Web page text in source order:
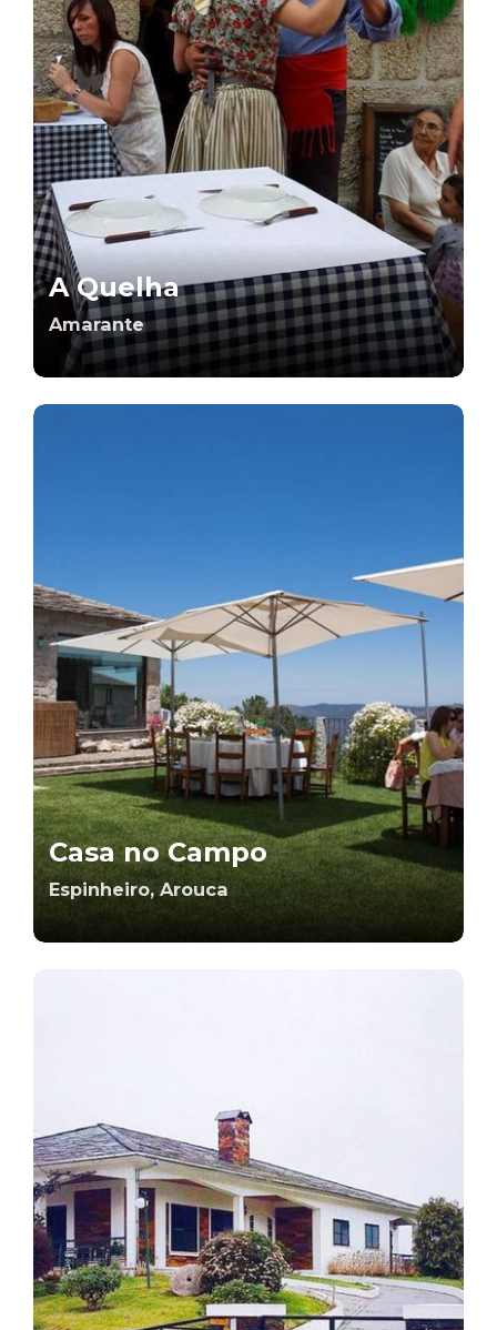
A Quelha
Amarante
Casa no Campo
Espinheiro, Arouca